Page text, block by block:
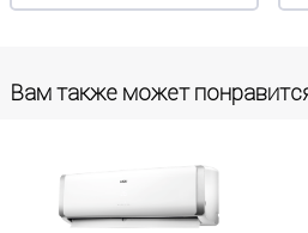
Вам также может